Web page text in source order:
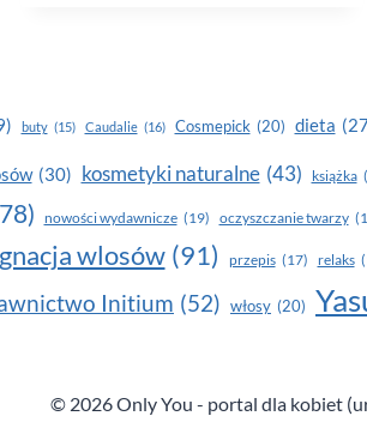
buty (15) Caudalie (16) Cosmepick (20) dieta
(30) kosmetyki naturalne (43) książka
nowości wydawnicze (19) oczyszczanie twarzy
wlosów (91) przepis (17) relaks
Initium (52) włosy (20)
© 2026 Only You - portal dla kobiet